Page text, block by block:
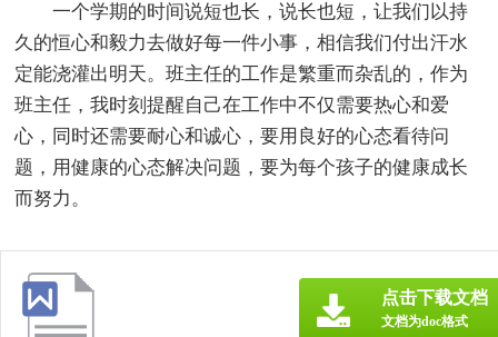
一个学期的时间说短也长，说长也短，让我们以持
久的恒心和毅力去做好每一件小事，相信我们付出汗水
定能浇灌出明天。班主任的工作是繁重而杂乱的，作为
班主任，我时刻提醒自己在工作中不仅需要热心和爱
心，同时还需要耐心和诚心，要用良好的心态看待问
题，用健康的心态解决问题，要为每个孩子的健康成长
而努力。
点击下载文档
文档为doc格式